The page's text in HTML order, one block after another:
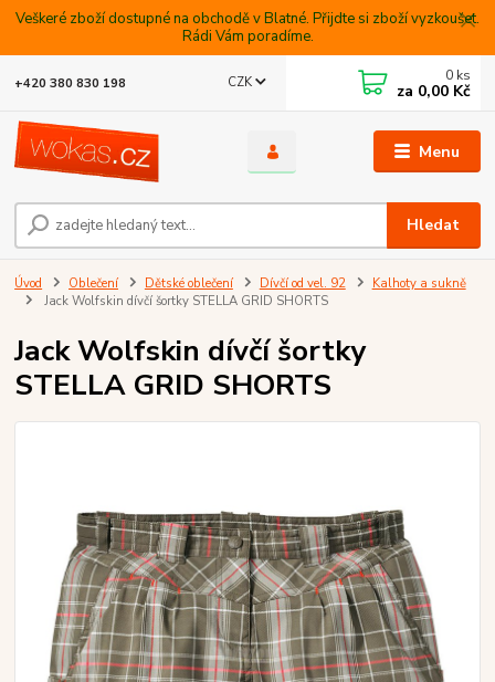
Veškeré zboží dostupné na obchodě v Blatné. Přijdte si zboží vyzkoušet.
Rádi Vám poradíme.
Menu
CZK
Hledat
+420 380 830 198 0 ks
za 0,00 Kč
Úvod Oblečení Dětské oblečení Dívčí od vel. 92
Kalhoty a sukně
Jack Wolfskin dívčí šortky STELLA GRID SHORTS
Jack Wolfskin dívčí šortky
STELLA GRID SHORTS